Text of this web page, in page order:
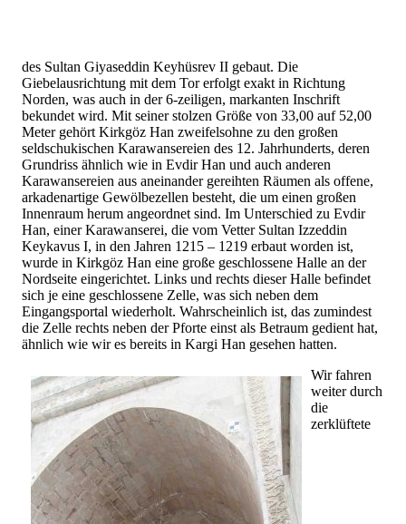
des Sultan Giyaseddin Keyhüsrev II gebaut. Die
Giebelausrichtung mit dem Tor erfolgt exakt in Richtung
Norden, was auch in der 6-zeiligen, markanten Inschrift
bekundet wird. Mit seiner stolzen Größe von 33,00 auf 52,00
Meter gehört Kirkgöz Han zweifelsohne zu den großen
seldschukischen Karawansereien des 12. Jahrhunderts, deren
Grundriss ähnlich wie in Evdir Han und auch anderen
Karawansereien aus aneinander gereihten Räumen als offene,
arkadenartige Gewölbezellen besteht, die um einen großen
Innenraum herum angeordnet sind. Im Unterschied zu Evdir
Han, einer Karawanserei, die vom Vetter Sultan Izzeddin
Keykavus I, in den Jahren 1215 – 1219 erbaut worden ist,
wurde in Kirkgöz Han eine große geschlossene Halle an der
Nordseite eingerichtet. Links und rechts dieser Halle befindet
sich je eine geschlossene Zelle, was sich neben dem
Eingangsportal wiederholt. Wahrscheinlich ist, das zumindest
die Zelle rechts neben der Pforte einst als Betraum gedient hat,
ähnlich wie wir es bereits in Kargi Han gesehen hatten.
Wir fahren
weiter durch
die
zerklüftete